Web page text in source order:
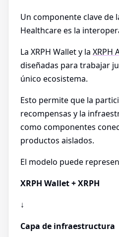
Un componente clave de
Healthcare es la
La XRPH Wallet y la XRPH
diseñadas para trabajar
único ecosistema.
Esto permite que la
recompensas y la
como componentes
productos aislados.
El modelo puede
XRPH Wallet + XRPH
↓
Capa de infraestructura